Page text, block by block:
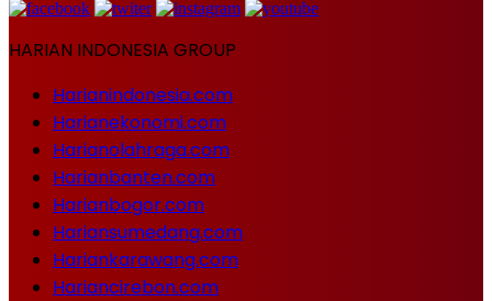
HARIAN INDONESIA GROUP
Harianindonesia.com
Harianekonomi.com
Harianolahraga.com
Harianbanten.com
Harianbogor.com
Hariansumedang.com
Hariankarawang.com
Hariancirebon.com